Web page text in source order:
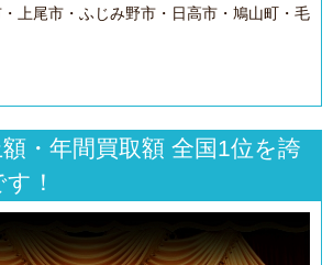
上尾市・ふじみ野市・日高市・鳩山町・毛
・年間買取額 全国1位を誇
！